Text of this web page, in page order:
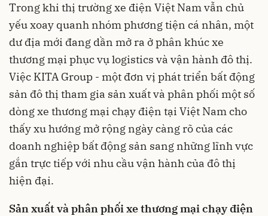
Trong khi thị trường xe điện Việt Nam vẫn chủ
yếu xoay quanh nhóm phương tiện cá nhân, một
dư địa mới đang dần mở ra ở phân khúc xe
thương mại phục vụ logistics và vận hành đô thị.
Việc KITA Group - một đơn vị phát triển bất động
sản đô thị tham gia sản xuất và phân phối một số
dòng xe thương mại chạy điện tại Việt Nam cho
thấy xu hướng mở rộng ngày càng rõ của các
doanh nghiệp bất động sản sang những lĩnh vực
gắn trực tiếp với nhu cầu vận hành của đô thị
hiện đại.
Sản xuất và phân phối xe thương mại chạy điện